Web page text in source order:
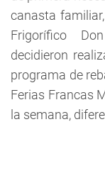
canasta
Frigorífico
decidieron
programa de
Ferias Francas
la semana,